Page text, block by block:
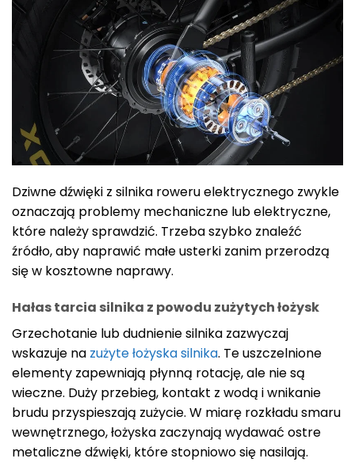
Dziwne dźwięki z silnika roweru elektrycznego zwykle
oznaczają problemy mechaniczne lub elektryczne,
które należy sprawdzić. Trzeba szybko znaleźć
źródło, aby naprawić małe usterki zanim przerodzą
się w kosztowne naprawy.
Hałas tarcia silnika z powodu zużytych łożysk
Grzechotanie lub dudnienie silnika zazwyczaj
wskazuje na zużyte łożyska silnika. Te uszczelnione
elementy zapewniają płynną rotację, ale nie są
wieczne. Duży przebieg, kontakt z wodą i wnikanie
brudu przyspieszają zużycie. W miarę rozkładu smaru
wewnętrznego, łożyska zaczynają wydawać ostre
metaliczne dźwięki, które stopniowo się nasilają.